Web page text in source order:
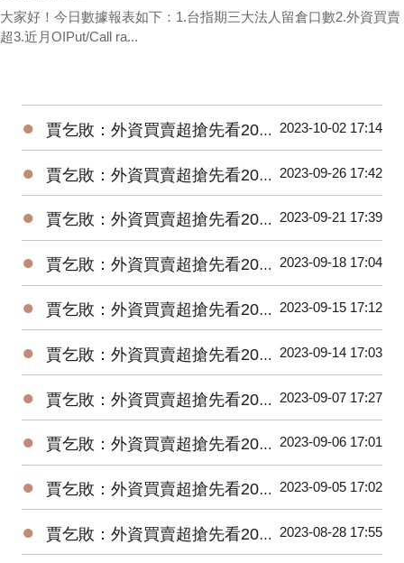
大家好！今日數據報表如下：1.台指期三大法人留倉口數2.外資買賣
超3.近月OIPut/Call ra...
● 賈乞敗：外資買賣超搶先看20231002 2023-10-02 17:14
● 賈乞敗：外資買賣超搶先看20230926 2023-09-26 17:42
● 賈乞敗：外資買賣超搶先看20230921 2023-09-21 17:39
● 賈乞敗：外資買賣超搶先看20230918 2023-09-18 17:04
● 賈乞敗：外資買賣超搶先看20230915 2023-09-15 17:12
● 賈乞敗：外資買賣超搶先看20230914 2023-09-14 17:03
● 賈乞敗：外資買賣超搶先看20230907 2023-09-07 17:27
● 賈乞敗：外資買賣超搶先看20230906 2023-09-06 17:01
● 賈乞敗：外資買賣超搶先看20230905 2023-09-05 17:02
● 賈乞敗：外資買賣超搶先看20230828 2023-08-28 17:55